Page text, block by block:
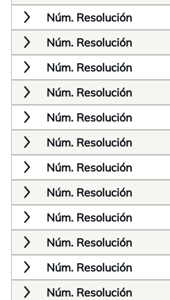
Núm. Resolución
Núm. Resolución
Núm. Resolución
Núm. Resolución
Núm. Resolución
Núm. Resolución
Núm. Resolución
Núm. Resolución
Núm. Resolución
Núm. Resolución
Núm. Resolución
Núm. Resolución